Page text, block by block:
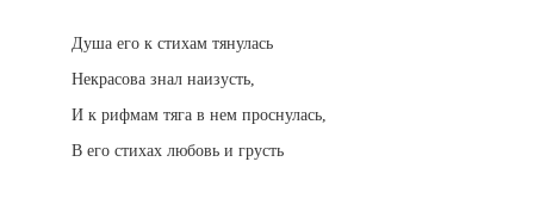
Душа его к стихам тянулась
Некрасова знал наизусть,
И к рифмам тяга в нем проснулась,
В его стихах любовь и грусть